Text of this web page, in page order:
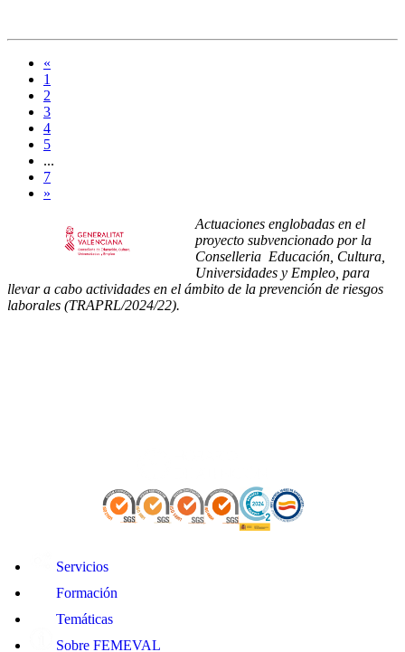
«
1
2
3
4
5
...
7
»
Actuaciones englobadas en el
proyecto subvencionado por la
Conselleria Educación, Cultura,
Universidades y Empleo, para
llevar a cabo actividades en el ámbito de la prevención de riesgos
laborales (TRAPRL/2024/22).
Servicios
Formación
Temáticas
Sobre FEMEVAL